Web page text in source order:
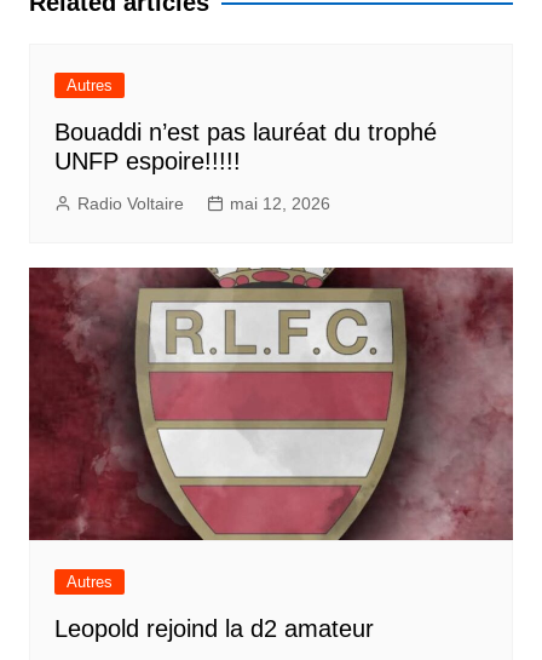
Autres
Bouaddi n’est pas lauréat du trophé
UNFP espoire!!!!!
Radio Voltaire mai 12, 2026
Autres
Leopold rejoind la d2 amateur